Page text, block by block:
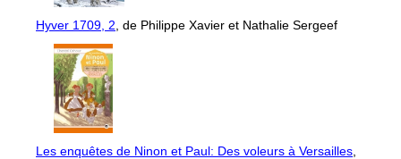
Hyver 1709, 2 , de Philippe Xavier et Nathalie Sergeef
Les enquêtes de Ninon et Paul: Des voleurs à Versailles